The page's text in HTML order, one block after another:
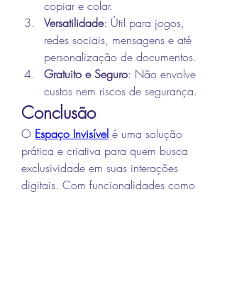
copiar e colar.
Versatilidade: Útil para jogos,
redes sociais, mensagens e até
personalização de documentos.
Gratuito e Seguro: Não envolve
custos nem riscos de segurança.
Conclusão
O Espaço Invisível é uma solução
prática e criativa para quem busca
exclusividade em suas interações
digitais. Com funcionalidades como